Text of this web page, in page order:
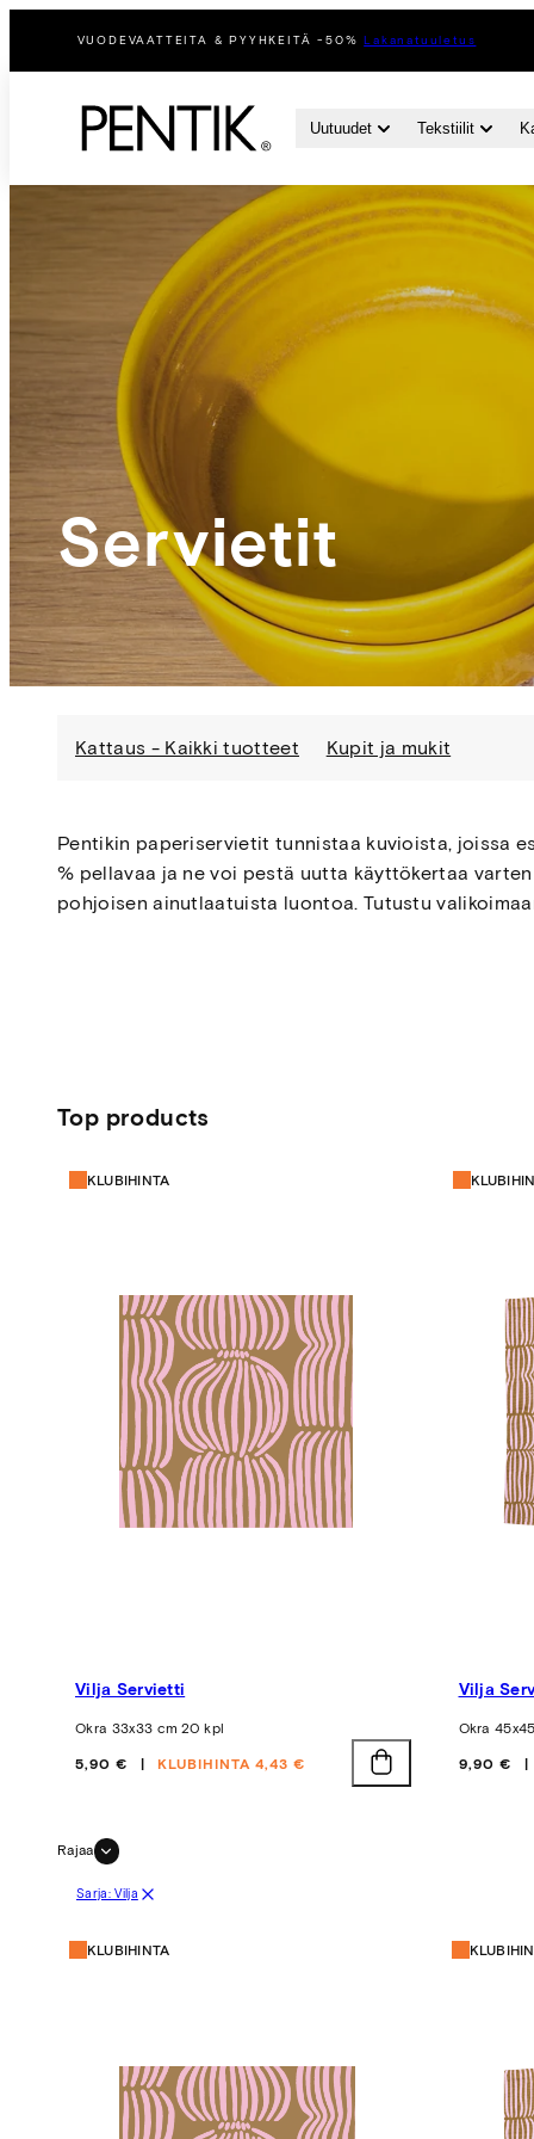
VUODEVAATTEITA & PYYHKEITÄ -50%Lakanatuuletus
Uutuudet Tekstiilit
Servietit
Kattaus - Kaikki tuotteet Kupit ja mukit
Pentikin paperiservietit tunnistaa kuvioista, joissa
% pellavaa ja ne voi pestä uutta käyttökertaa
pohjoisen ainutlaatuista luontoa. Tutustu
Top products
KLUBIHINTA
Vilja Servietti
Okra 33x33 cm 20 kpl
Hinta
5,90 € KLUBIHINTA 4,43 €
Vilja
Okra
Hinta
9,90 €
Rajaa
Sarja: Vilja
KLUBIHINTA